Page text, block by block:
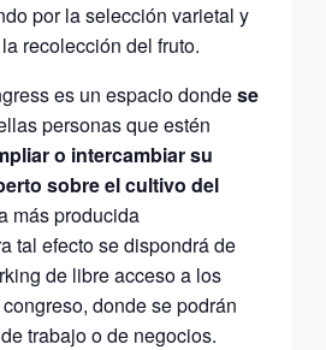
por la selección varietal y
recolección del fruto.
es un espacio dondese
personas que estén
o intercambiar su
sobre el cultivo del
más producida
tal efecto se dispondrá de
de libre acceso a los
donde se podrán
trabajo o de negocios.